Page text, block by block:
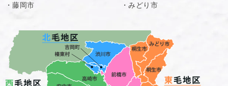
・藤岡市
・みどり市